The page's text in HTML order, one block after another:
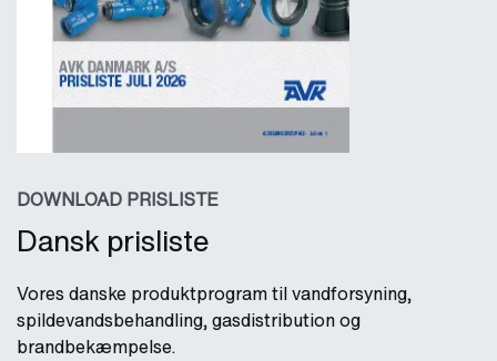
DOWNLOAD PRISLISTE
Dansk prisliste
Vores danske produktprogram til vandforsyning,
spildevandsbehandling, gasdistribution og
brandbekæmpelse.